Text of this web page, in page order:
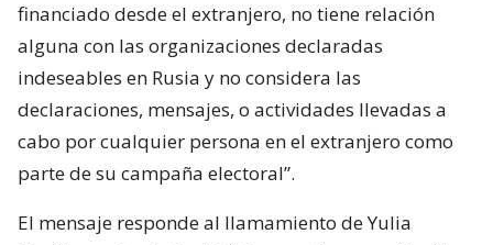
financiado desde el extranjero, no tiene relación
alguna con las organizaciones declaradas
indeseables en Rusia y no considera las
declaraciones, mensajes, o actividades llevadas a
cabo por cualquier persona en el extranjero como
parte de su campaña electoral”.
El mensaje responde al llamamiento de Yulia